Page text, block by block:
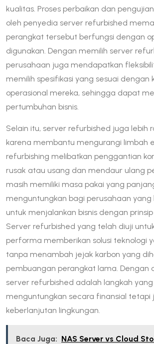
kualitas. Proses perbaikan dan
oleh penyedia server refurbished
perangkat tersebut berfungsi dengan
digunakan. Dengan memilih server
perusahaan juga mendapatkan
memilih spesifikasi yang sesuai dengan
operasional mereka, sehingga dapat
pertumbuhan bisnis.
Selain itu, server refurbished juga lebih
karena membantu mengurangi limbah
refurbishing melibatkan penggantian
rusak atau usang dan mendaur ulang
masih memiliki masa pakai yang
menguntungkan bagi perusahaan
untuk menjalankan bisnis dengan
Server refurbished yang telah diuji
performa memberikan solusi teknologi
tanpa menambah jejak karbon yang
pembuangan perangkat lama. Dengan
server refurbished adalah langkah
menguntungkan secara finansial tetapi
keberlanjutan lingkungan.
Baca Juga: NAS Server vs Cloud